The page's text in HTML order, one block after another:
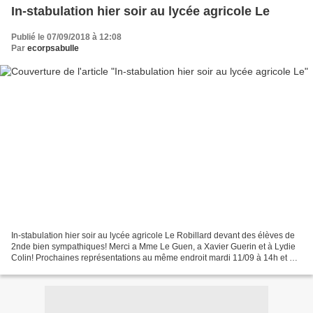
In-stabulation hier soir au lycée agricole Le
Publié le 07/09/2018 à 12:08
Par ecorpsabulle
In-stabulation hier soir au lycée agricole Le Robillard devant des élèves de
2nde bien sympathiques! Merci a Mme Le Guen, a Xavier Guerin et à Lydie
Colin! Prochaines représentations au même endroit mardi 11/09 à 14h et à